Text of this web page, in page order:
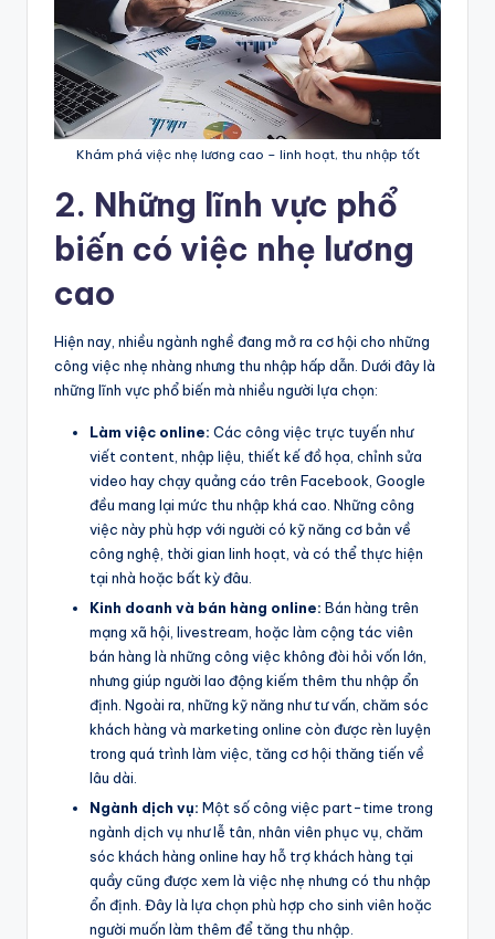
Khám phá việc nhẹ lương cao – linh hoạt, thu nhập tốt
2. Những lĩnh vực phổ
biến có việc nhẹ lương
cao
Hiện nay, nhiều ngành nghề đang mở ra cơ hội cho những
công việc nhẹ nhàng nhưng thu nhập hấp dẫn. Dưới đây là
những lĩnh vực phổ biến mà nhiều người lựa chọn:
Làm việc online: Các công việc trực tuyến như
viết content, nhập liệu, thiết kế đồ họa, chỉnh sửa
video hay chạy quảng cáo trên Facebook, Google
đều mang lại mức thu nhập khá cao. Những công
việc này phù hợp với người có kỹ năng cơ bản về
công nghệ, thời gian linh hoạt, và có thể thực hiện
tại nhà hoặc bất kỳ đâu.
Kinh doanh và bán hàng online: Bán hàng trên
mạng xã hội, livestream, hoặc làm cộng tác viên
bán hàng là những công việc không đòi hỏi vốn lớn,
nhưng giúp người lao động kiếm thêm thu nhập ổn
định. Ngoài ra, những kỹ năng như tư vấn, chăm sóc
khách hàng và marketing online còn được rèn luyện
trong quá trình làm việc, tăng cơ hội thăng tiến về
lâu dài.
Ngành dịch vụ: Một số công việc part-time trong
ngành dịch vụ như lễ tân, nhân viên phục vụ, chăm
sóc khách hàng online hay hỗ trợ khách hàng tại
quầy cũng được xem là việc nhẹ nhưng có thu nhập
ổn định. Đây là lựa chọn phù hợp cho sinh viên hoặc
người muốn làm thêm để tăng thu nhập.